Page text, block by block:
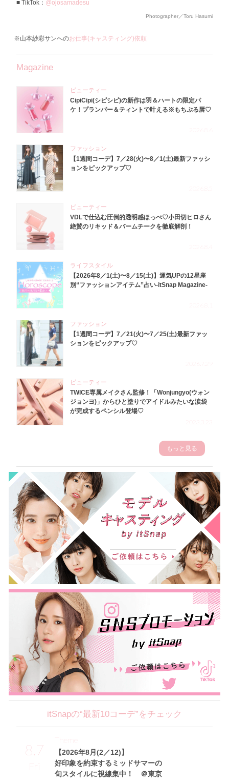
TikTok： @ojosamadesu
Photographer／Toru Hasumi
※山本紗彩サンへのお仕事(キャスティング)依頼
Magazine
ビューティー
CipiCipi(シピシピ)の新作は羽＆ハートの限定パ
ケ！プランパー＆ティントで叶える※もちぷる唇♡
ファッション
【1週間コーデ】7／28(火)〜8／1(土)最新ファッシ
ョンをピックアップ♡
ビューティー
VDLで仕込む圧倒的透明感ほっぺ♡小田切ヒロさん
絶賛のリキッド＆バームチークを徹底解剖！
ライフスタイル
【2026年8／1(土)〜8／15(土)】運気UPの12星座
別“ファッションアイテム”占い-itSnap Magazine-
ファッション
【1週間コーデ】7／21(火)〜7／25(土)最新ファッ
ションをピックアップ♡
ビューティー
TWICE専属メイクさん監修！「Wonjungyo(ウォン
ジョンヨ)」からひと塗りでアイドルみたいな涙袋
が完成するペンシル登場♡
もっと見る
itSnapの“最新10コーデ”をチェック
8.7
Fri
【2026年8月(2／12)】
好印象を約束するミッドサマーの
旬スタイルに視線集中！ ＠東京
Theme